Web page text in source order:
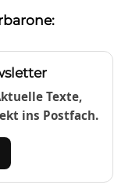
Texte,
ins Postfach.